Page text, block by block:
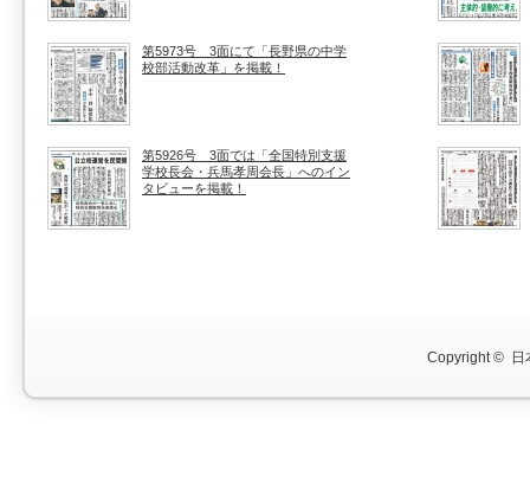
第5973号 3面にて「長野県の中学
校部活動改革」を掲載！
第5926号 3面では「全国特別支援
学校長会・兵馬孝周会長」へのイン
タビューを掲載！
Copyright © 日